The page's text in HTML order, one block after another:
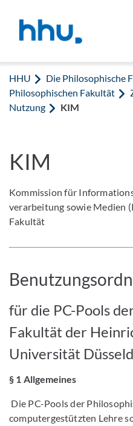
HHU Die Philosophische
Philosophischen Fakultät
Nutzung
KIM
KIM
Kommission für
verarbeitung sowie Medien
Fakultät
für die PC-Pools
Fakultät der
Universität
§ 1 Allgemeines
Die PC-Pools der
computergestützten Lehre